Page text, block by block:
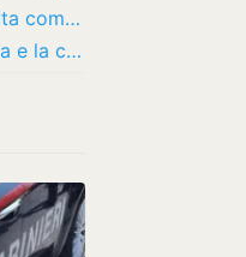
“Non sono un impiegato al catasto della musica”. Francesco Guccini, la vita come una…
Francesco Guccini, l’uomo dietro il mito: gli amori, le mogli, la figlia Teresa e la casa…